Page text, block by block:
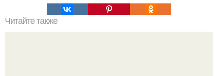
Читайте также